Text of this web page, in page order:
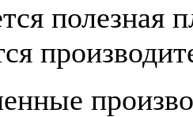
полезная